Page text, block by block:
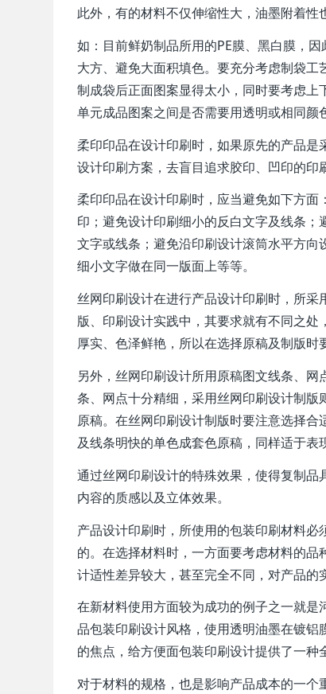
此外，有的材料不仅伸缩性大，油墨附着性
如：目前鲜奶制品所用的PE膜、黑白膜，
大方、避免大面积填色。要充分考虑制袋
制成袋后正面图案显得太小，同时要考虑
单元成品图案之间是否需要用透明或相同颜
柔印印品在设计印刷时，如果原先的产品
设计印刷方案，去盲目追求胶印、凹印的印
柔印印品在设计印刷时，应当避免如下方
印；避免设计印刷细小的反白文字及线条
文字或线条；避免沿印刷设计滚筒水平方
细小文字做在同一版面上等等。
丝网印刷设计在进行产品设计印刷时，所
版、印刷设计实践中，其要求就有不同之
厚实、色泽鲜艳，所以在选择原稿及制版时
另外，丝网印刷设计所用原稿图文线条、
条、网点十分精细，采用丝网印刷设计制
原稿。在丝网印刷设计制版时要注意选择
及线条明快的单色成套色原稿，同样适于表
通过丝网印刷设计的特殊效果，使得复制
内容的质感以及立体效果。
产品设计印刷时，所使用的包装印刷材料
的。在选择材料时，一方面要考虑材料的
计适性差异较大，甚至完全不同，对产品的
在新材料使用方面较为成功的例子之一就
品包装印刷设计风格，使用透明油墨在镀
的焦点，给方便面包装印刷设计提供了一种
对于材料的规格，也是影响产品成本的一